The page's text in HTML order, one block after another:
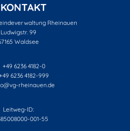
Rheinauen
Ludwigstr. 99
Waldsee
+49 6236 4182-0
6236 4182-999
rheinauen.de
Leitweg-ID:
001-55